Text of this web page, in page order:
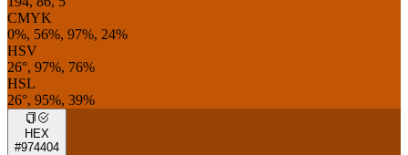
CMYK
0%, 56%, 97%, 24%
HSV
26°, 97%, 76%
HSL
26°, 95%, 39%
HEX
#974404